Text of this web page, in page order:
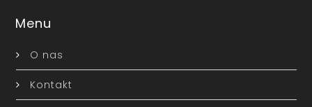
Menu
O nas
Kontakt